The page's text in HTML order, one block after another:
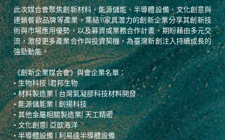
此次媒合會聚焦創新材料、能源儲能、半導體設備、文化創意與
連鎖餐飲品牌等產業，集結11家具潛力的創新企業分享其創新技
術與市場應用優勢，以及募資或業務合作計畫，期盼藉由多元交
流，激發更多產業合作與投資契機，為臺灣新創注入持續成長的
強勁動能。
《創新企業媒合會》與會企業名單：
• 生物科技 |君邦生物
• 材料製造業 | 台灣氣凝膠科技材料開發
• 能源儲能業 | 創揚科技
• 其他金屬相關製造業| 天工精密
• 文化創意| 亞歆海洋
• 半導體設備 | 利易達半導體設備